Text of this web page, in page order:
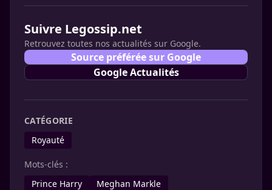
Suivre Legossip.net
Retrouvez toutes nos actualités sur Google.
Source préférée sur Google
Google Actualités
CATÉGORIE
Royauté
Mots-clés :
Prince Harry
Meghan Markle